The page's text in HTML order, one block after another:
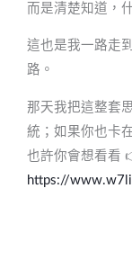
而是清楚知道，
這也是我一路走
路。
那天我把這整套
統；如果你也卡
也許你會想看看
https://